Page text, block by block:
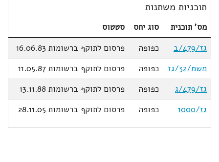
תוכניות משתנות
מס' תוכנית סוג יחס
סטטוס
גז/479/ב
כפופה
פרסום לתוקף ברשומות 16.06.83
משמ/32/גז
כפופה
פרסום לתוקף ברשומות 11.05.87
גז/479/ג
כפופה
פרסום לתוקף ברשומות 13.11.88
גז/1000
כפופה פרסום לתוקף ברשומות 28.11.05